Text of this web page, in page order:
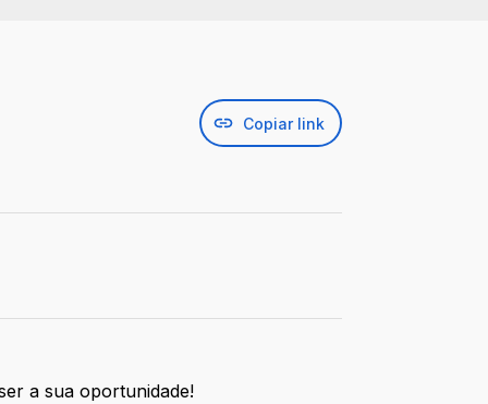
Copiar link
a sua oportunidade!